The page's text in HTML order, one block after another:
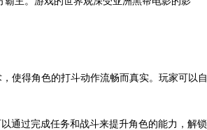
使得角色的打斗动作流畅而真实。玩家可以自
通过完成任务和战斗来提升角色的能力，解锁